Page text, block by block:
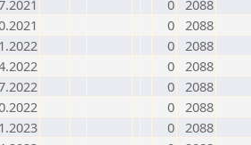
0 2088
0 2088
0 2088
0 2088
0 2088
0 2088
0 2088